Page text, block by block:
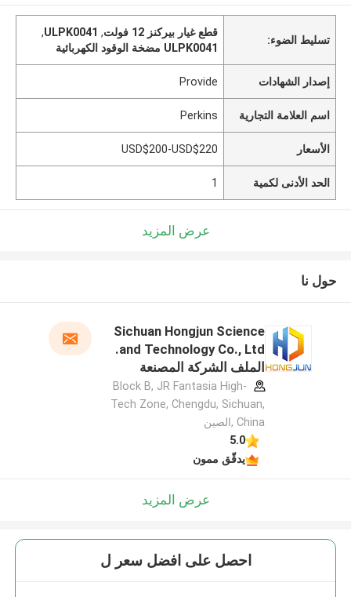
تسليط الضوء:
قطع غيار بيركنز 12 فولت ,
ULPK0041
,
ULPK0041 مضخة الوقود الكهربائية
إصدار الشهادات Provide
اسم العلامة التجارية Perkins
الأسعار USD$200-USD$220
الحد الأدنى لكمية 1
عرض المزيد
حول نا
Sichuan Hongjun Science
and Technology Co., Ltd.
الملف الشركة المصنعة
Block B, JR Fantasia High-
Tech Zone, Chengdu, Sichuan,
China ,الصين
5.0
يدقّق ممون
عرض المزيد
احصل على افضل سعر ل